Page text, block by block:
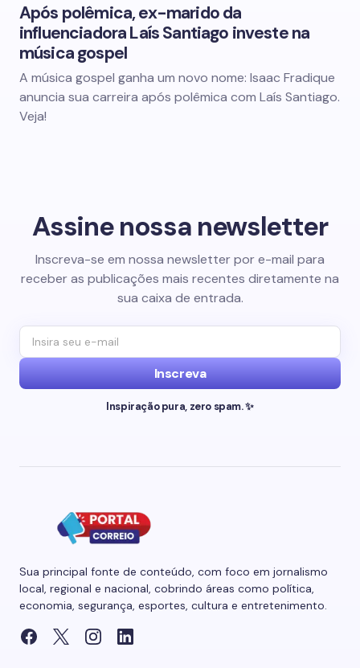
Após polêmica, ex-marido da
influenciadora Laís Santiago investe na
música gospel
A música gospel ganha um novo nome: Isaac Fradique
anuncia sua carreira após polêmica com Laís Santiago.
Veja!
Assine nossa newsletter
Inscreva-se em nossa newsletter por e-mail para
receber as publicações mais recentes diretamente na
sua caixa de entrada.
Inscreva
Inspiração pura, zero spam. ✨
Sua principal fonte de conteúdo, com foco em jornalismo
local, regional e nacional, cobrindo áreas como política,
economia, segurança, esportes, cultura e entretenimento.